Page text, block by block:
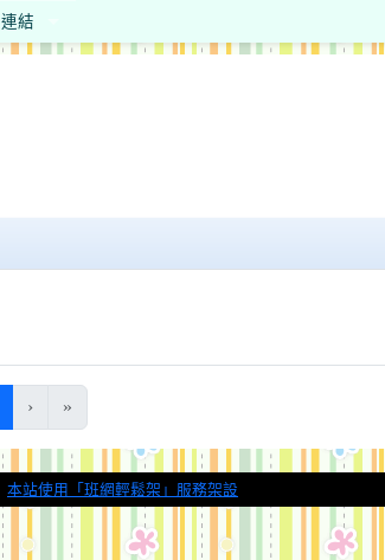
連結
(目前頁次)
› »
本站使用「班網輕鬆架」服務架設